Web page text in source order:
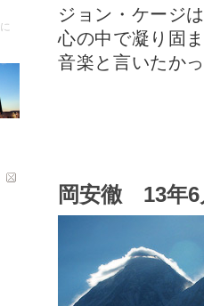
ジョン・ケージ
心の中で凝り固
音楽と言いたか
岡安徹 13年6
に